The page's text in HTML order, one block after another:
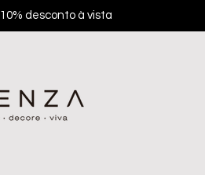
10% desconto à vista